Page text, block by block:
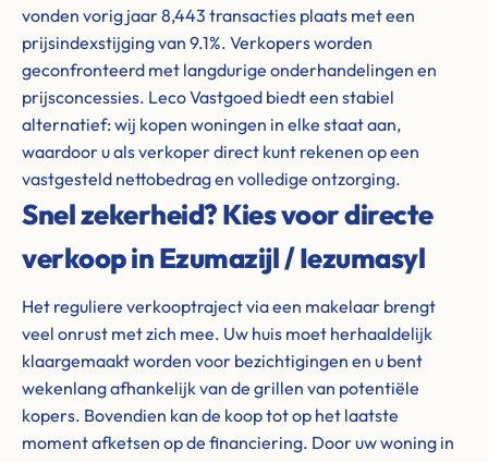
vonden vorig jaar 8,443 transacties plaats met een
prijsindexstijging van 9.1%. Verkopers worden
geconfronteerd met langdurige onderhandelingen en
prijsconcessies. Leco Vastgoed biedt een stabiel
alternatief: wij kopen woningen in elke staat aan,
waardoor u als verkoper direct kunt rekenen op een
vastgesteld nettobedrag en volledige ontzorging.
Snel zekerheid? Kies voor directe
verkoop in Ezumazijl / Iezumasyl
Het reguliere verkooptraject via een makelaar brengt
veel onrust met zich mee. Uw huis moet herhaaldelijk
klaargemaakt worden voor bezichtigingen en u bent
wekenlang afhankelijk van de grillen van potentiële
kopers. Bovendien kan de koop tot op het laatste
moment afketsen op de financiering. Door uw woning in